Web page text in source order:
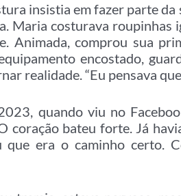
insistia em fazer parte
Maria costurava
Animada, comprou sua
encostado,
realidade. “Eu pensava
quando viu no
coração bateu forte. Já
que era o caminho certo.